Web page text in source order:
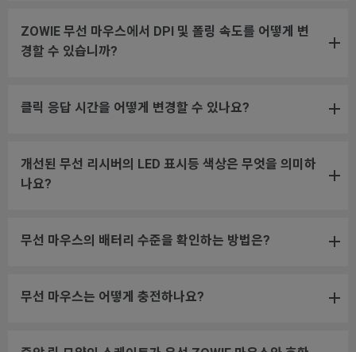
ZOWIE 무선 마우스에서 DPI 및 폴링 속도를 어떻게 변
경할 수 있습니까?
클릭 응답 시간을 어떻게 변경할 수 있나요?
개선된 무선 리시버의 LED 표시등 색상은 무엇을 의미하
나요?
무선 마우스의 배터리 수준을 확인하는 방법은?
무선 마우스는 어떻게 충전하나요?